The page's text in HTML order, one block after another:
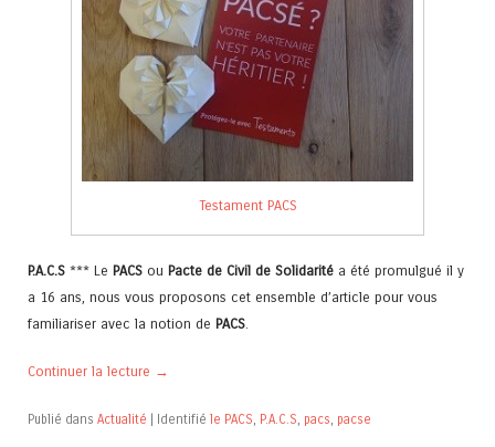
Testament PACS
P.A.C.S *** Le PACS ou Pacte de Civil de Solidarité a été promulgué il y
a 16 ans, nous vous proposons cet ensemble d’article pour vous
familiariser avec la notion de PACS
Continuer la lecture →
Publié dans Actualité Identifié le PACS, P.A.C.S, pacs, pacse